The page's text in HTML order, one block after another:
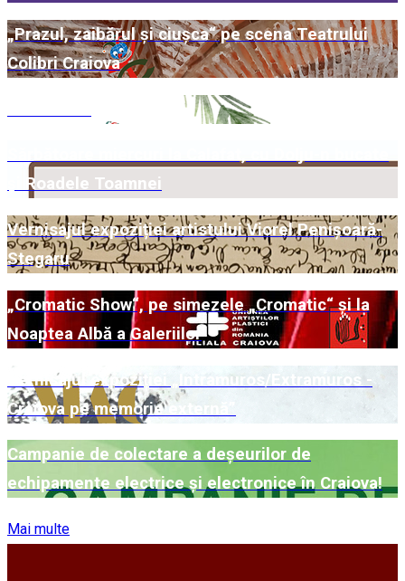
„Prazul, zaibărul și ciușca“ pe scena Teatrului
Colibri Craiova
Sărbătoare miercuri la Calafat, cu Dolju-n bucate
și Roadele Toamnei
Vernisajul expoziției artistului Viorel Penișoară-
Stegaru
„Cromatic Show“, pe simezele „Cromatic“ și la
Noaptea Albă a Galeriilor
Vernisajul expoziției „Intramuros/Extramuros -
Craiova pe memorie externă”
Campanie de colectare a deșeurilor de
echipamente electrice și electronice în Craiova!
Mai multe